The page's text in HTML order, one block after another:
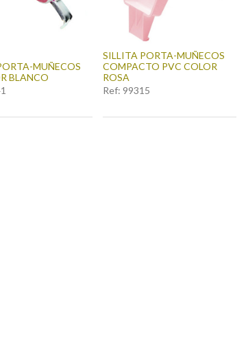
MUÑECOS
BLANCO
SILLITA PORTA-MUÑECOS
COMPACTO PVC COLOR
ROSA
Ref: 99315